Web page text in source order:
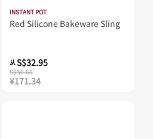
INSTANT POT
Red Silicone Bakeware Sling
从S$32.95
S$36.61
¥171.34